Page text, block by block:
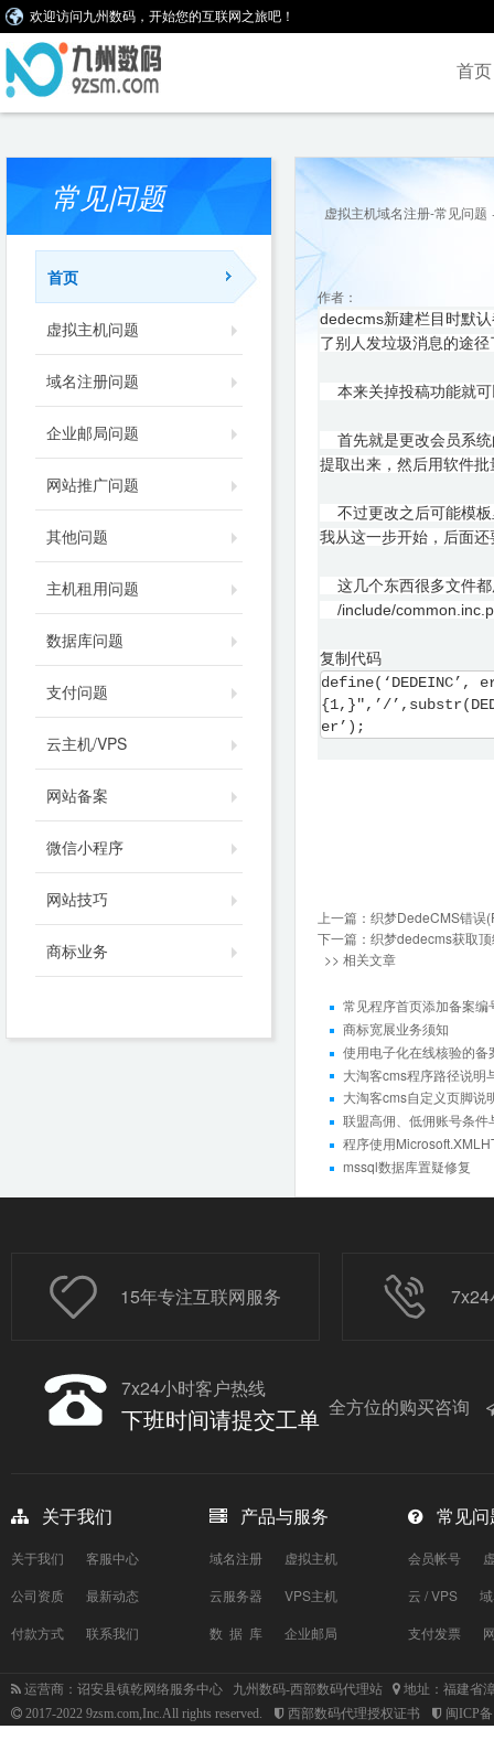
欢迎访问九州数码，开始您的互联网之旅吧！
首页
常见问题
首页
虚拟主机问题
域名注册问题
企业邮局问题
网站推广问题
其他问题
主机租用问题
数据库问题
支付问题
云主机/VPS
网站备案
微信小程序
网站技巧
商标业务
虚拟主机域名注册-常见问题
作者：
dedecms新建栏目时默
了别人发垃圾消息的途
本来关掉投稿功能就可
首先就是更改会员系统
提取出来，然后用软件
不过更改之后可能模板
我从这一步开始，后面
这几个东西很多文件
/include/
复制代码
{1,}",’/
er’);
上一篇： 织梦DedeCMS错误
下一篇： 织梦dedecms获取
>> 相关文章
常见程序首页添加备案编
商标宽展业务须知
使用电子化在线核验的备
大淘客cms程序路径说明
大淘客cms自定义页脚说
联盟高佣、低佣账号条件
程序使用
mssql数据库置疑修复
15年专注互联网服务
7x24小时客户热线
下班时间请提交工单 全方位的购买咨询
关于我们
关于我们
客服中心
公司资质
最新动态
付款方式
联系我们
产品与服务
域名注册
虚拟主机
云服务器
VPS主机
数 据 库
企业邮局
常见问
会员帐号
云 / VPS
支付发票
运营商：诏安县镇乾网络服务中心 九州数码-西部数码代理站
地址：福建省
2017-2022 9zsm.com,Inc.All rights reserved.
西部数码代理授权证书 闽ICP